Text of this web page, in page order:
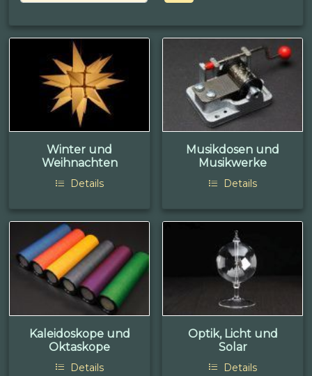
Winter und
Weihnachten
Details
Musikdosen und
Musikwerke
Details
Kaleidoskope und
Oktaskope
Details
Optik, Licht und
Solar
Details